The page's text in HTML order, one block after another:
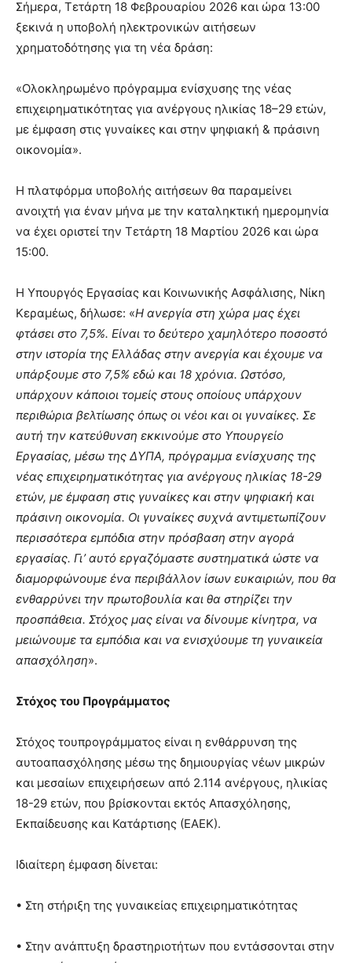
Σήμερα, Τετάρτη 18 Φεβρουαρίου 2026 και ώρα 13:00
ξεκινά η υποβολή ηλεκτρονικών αιτήσεων
χρηματοδότησης για τη νέα δράση:
«Ολοκληρωμένο πρόγραμμα ενίσχυσης της νέας
επιχειρηματικότητας για ανέργους ηλικίας 18–29 ετών,
με έμφαση στις γυναίκες και στην ψηφιακή & πράσινη
οικονομία».
Η πλατφόρμα υποβολής αιτήσεων θα παραμείνει
ανοιχτή για έναν μήνα με την καταληκτική ημερομηνία
να έχει οριστεί την Τετάρτη 18 Μαρτίου 2026 και ώρα
15:00.
Η Υπουργός Εργασίας και Κοινωνικής Ασφάλισης, Νίκη
Κεραμέως, δήλωσε: «Η ανεργία στη χώρα μας έχει
φτάσει στο 7,5%. Είναι το δεύτερο χαμηλότερο ποσοστό
στην ιστορία της Ελλάδας στην ανεργία και έχουμε να
υπάρξουμε στο 7,5% εδώ και 18 χρόνια. Ωστόσο,
υπάρχουν κάποιοι τομείς στους οποίους υπάρχουν
περιθώρια βελτίωσης όπως οι νέοι και οι γυναίκες. Σε
αυτή την κατεύθυνση εκκινούμε στο Υπουργείο
Εργασίας, μέσω της ΔΥΠΑ, πρόγραμμα ενίσχυσης της
νέας επιχειρηματικότητας για ανέργους ηλικίας 18-29
ετών, με έμφαση στις γυναίκες και στην ψηφιακή και
πράσινη οικονομία. Οι γυναίκες συχνά αντιμετωπίζουν
περισσότερα εμπόδια στην πρόσβαση στην αγορά
εργασίας. Γι’ αυτό εργαζόμαστε συστηματικά ώστε να
διαμορφώνουμε ένα περιβάλλον ίσων ευκαιριών, που θα
ενθαρρύνει την πρωτοβουλία και θα στηρίζει την
προσπάθεια. Στόχος μας είναι να δίνουμε κίνητρα, να
μειώνουμε τα εμπόδια και να ενισχύουμε τη γυναικεία
απασχόληση».
Στόχος του Προγράμματος
Στόχος τουπρογράμματος είναι η ενθάρρυνση της
αυτοαπασχόλησης μέσω της δημιουργίας νέων μικρών
και μεσαίων επιχειρήσεων από 2.114 ανέργους, ηλικίας
18-29 ετών, που βρίσκονται εκτός Απασχόλησης,
Εκπαίδευσης και Κατάρτισης (ΕΑΕΚ).
Ιδιαίτερη έμφαση δίνεται:
• Στη στήριξη της γυναικείας επιχειρηματικότητας
• Στην ανάπτυξη δραστηριοτήτων που εντάσσονται στην